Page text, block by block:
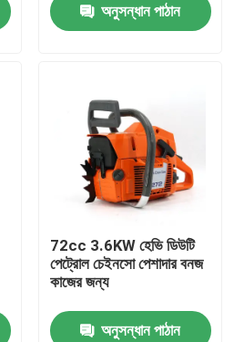
অনুসন্ধান পাঠান
72cc 3.6KW হেভি ডিউটি ​​
পেট্রোল চেইনসো পেশাদার বনজ
কাজের জন্য
অনুসন্ধান পাঠান